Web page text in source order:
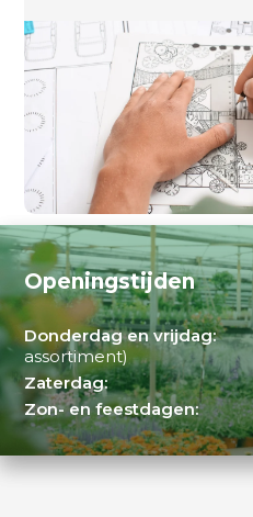
Openingstijden
Donderdag en vrijdag:
assortiment)
Zaterdag:
Zon- en feestdagen: